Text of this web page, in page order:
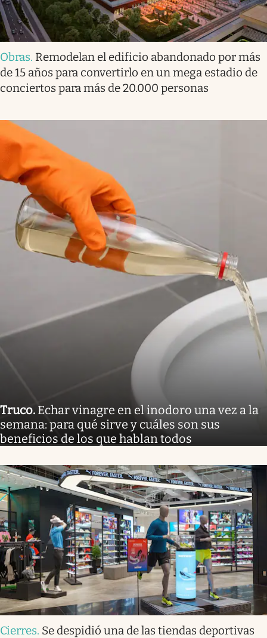
Obras. Remodelan el edificio abandonado por más
de 15 años para convertirlo en un mega estadio de
conciertos para más de 20.000 personas
Truco. Echar vinagre en el inodoro una vez a la
semana: para qué sirve y cuáles son sus
beneficios de los que hablan todos
Cierres. Se despidió una de las tiendas deportivas